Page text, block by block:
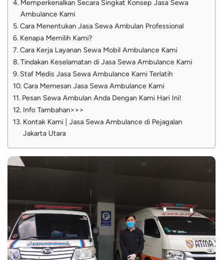
Memperkenalkan Secara Singkat Konsep Jasa Sewa
Ambulance Kami
Cara Menentukan Jasa Sewa Ambulan Professional
Kenapa Memilih Kami?
Cara Kerja Layanan Sewa Mobil Ambulance Kami
Tindakan Keselamatan di Jasa Sewa Ambulance Kami
Staf Medis Jasa Sewa Ambulance Kami Terlatih
Cara Memesan Jasa Sewa Ambulance Kami
Pesan Sewa Ambulan Anda Dengan Kami Hari Ini!
Info Tambahan>>>
Kontak Kami | Jasa Sewa Ambulance di Pejagalan
Jakarta Utara